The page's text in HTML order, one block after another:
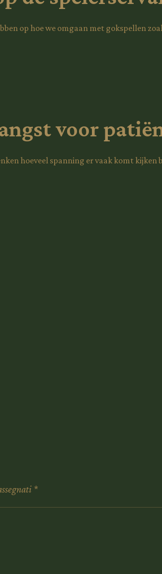
op hoe we omgaan met gokspellen
voor
hoeveel spanning er vaak komt kijken
*